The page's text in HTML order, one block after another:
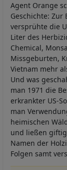
Agent Orange
Geschichte:
versprühte die
Liter des
Chemical,
Missgeburten,
Vietnam mehr
Und was
man 1971 die
erkrankter US-
man
heimischen
und ließen
Namen der
Folgen samt